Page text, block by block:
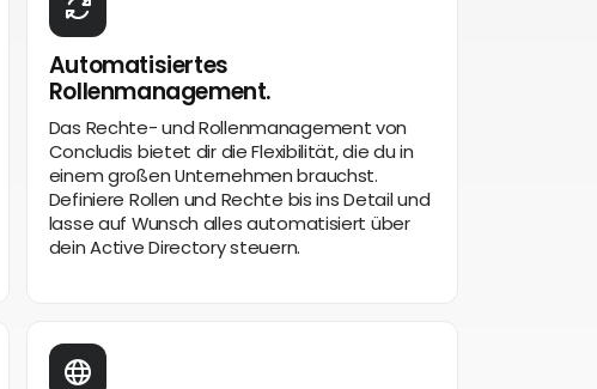
Automatisiertes
Rollenmanagement.
Das Rechte- und Rollenmanagement von
Concludis bietet dir die Flexibilität, die du in
einem großen Unternehmen brauchst.
Definiere Rollen und Rechte bis ins Detail und
lasse auf Wunsch alles automatisiert über
dein Active Directory steuern.